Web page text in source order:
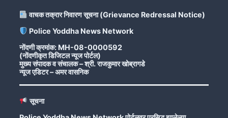
वाचक तक्रार निवारण सूचना (Grievance Redressal Notice)
Police Yoddha News Network
नोंदणी क्रमांक: MH-08-0000592
(नोंदणीकृत डिजिटल न्यूज पोर्टल)
मुख्य संपादक व संचालक – श्री. राजकुमार खोब्रागडे
न्यूज एडिटर – अमर वासनिक
सूचना